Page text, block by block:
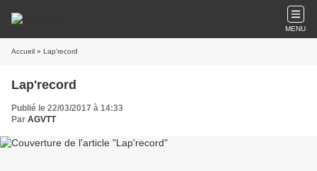
MENU
Accueil » Lap'record
Lap'record
Publié le 22/03/2017 à 14:33
Par AGVTT